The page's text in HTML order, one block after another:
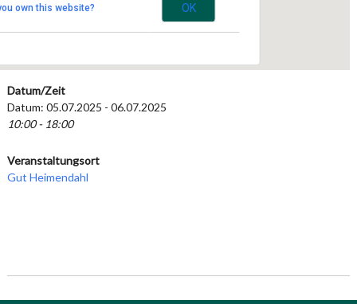
own this website? OK
Datum/Zeit
Datum: 05.07.2025 - 06.07.2025
10:00 - 18:00
Veranstaltungsort
Gut Heimendahl